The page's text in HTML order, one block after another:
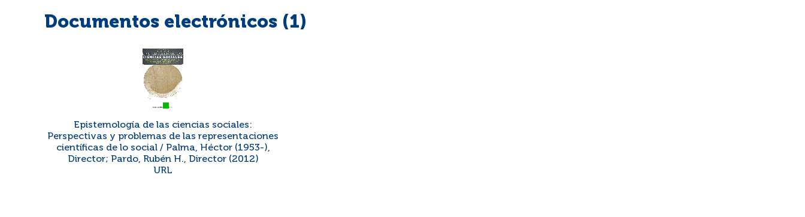
Documentos electrónicos (1)
Epistemología de las ciencias sociales:
Perspectivas y problemas de las representaciones
científicas de lo social / Palma, Héctor (1953-),
Director; Pardo, Rubén H., Director (2012)
URL